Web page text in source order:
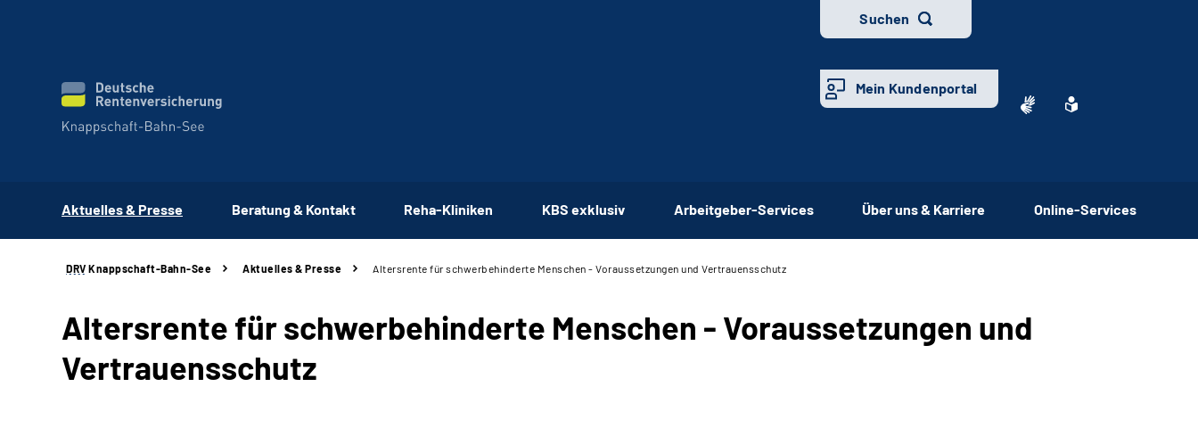
Suchen
Mein Kundenportal
Aktuelles & Presse Beratung & Kontakt Reha-Kliniken KBS exklusiv Arbeitgeber-Services Über uns & Karriere Online-Services
DRV Knappschaft-Bahn-See Aktuelles & Presse Altersrente für schwerbehinderte Menschen - Voraussetzungen und Vertrauensschutz
Altersrente für schwerbehinderte Menschen - Voraussetzungen und
Vertrauensschutz